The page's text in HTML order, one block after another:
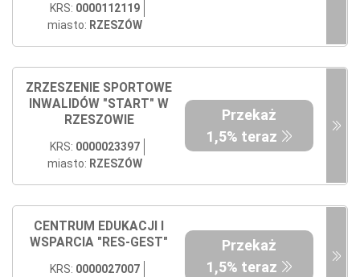
KRS: 0000112119
miasto: RZESZÓW
ZRZESZENIE SPORTOWE
INWALIDÓW "START" W
RZESZOWIE
KRS: 0000023397
miasto: RZESZÓW
Przekaż
1,5% teraz
CENTRUM EDUKACJI I
WSPARCIA "RES-GEST"
KRS: 0000027007
Przekaż
1,5% teraz